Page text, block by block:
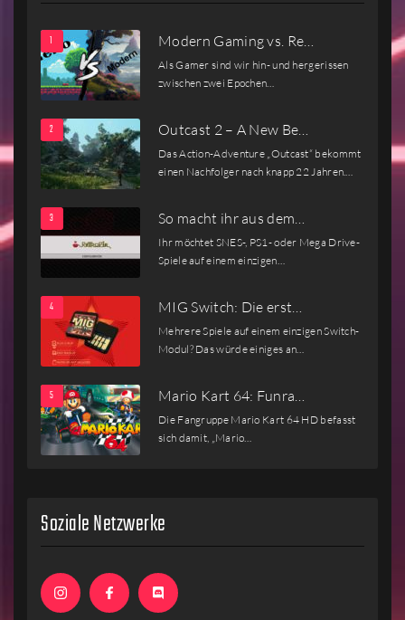
Modern Gaming vs. Re…
Als Gamer sind wir hin- und hergerissen
zwischen zwei Epochen…
Outcast 2 – A New Be…
Das Action-Adventure „Outcast“ bekommt
einen Nachfolger nach knapp 22 Jahren.…
So macht ihr aus dem…
Ihr möchtet SNES-, PS1- oder Mega Drive-
Spiele auf einem einzigen…
MIG Switch: Die erst…
Mehrere Spiele auf einem einzigen Switch-
Modul? Das würde einiges an…
Mario Kart 64: Funra…
Die Fangruppe Mario Kart 64 HD befasst
sich damit, „Mario…
Soziale Netzwerke